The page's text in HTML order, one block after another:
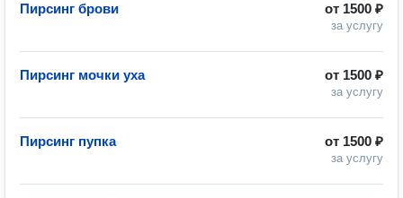
от 1500 ₽
за услугу
Пирсинг брови
от 1500 ₽
за услугу
Пирсинг мочки уха
от 1500 ₽
за услугу
Пирсинг пупка